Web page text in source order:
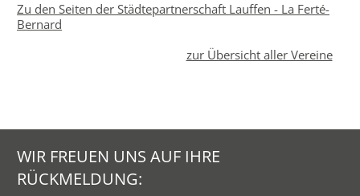
Zu den Seiten der Städtepartnerschaft Lauffen - La Ferté-
Bernard
zur Übersicht aller Vereine
WIR FREUEN UNS AUF IHRE
RÜCKMELDUNG: